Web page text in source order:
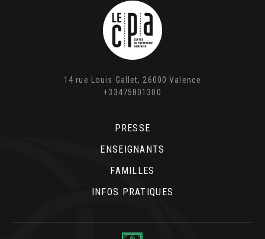
14 rue Louis Gallet, 26000 Valence
+33475801300
PRESSE
ENSEIGNANTS
FAMILLES
INFOS PRATIQUES